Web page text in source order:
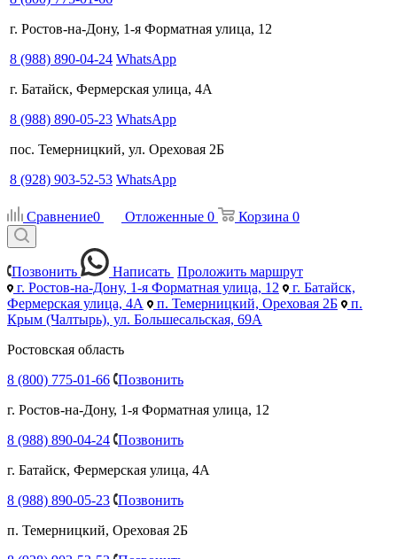
г. Ростов-на-Дону, 1-я Форматная улица, 12
8 (988) 890-04-24 WhatsApp
г. Батайск, Фермерская улица, 4А
8 (988) 890-05-23 WhatsApp
пос. Темерницкий, ул. Ореховая 2Б
8 (928) 903-52-53 WhatsApp
Сравнение0 Отложенные 0 Корзина 0
Позвонить Написать Проложить маршрут
г. Ростов-на-Дону, 1-я Форматная улица, 12
г. Батайск,
Фермерская улица, 4А
п. Темерницкий, Ореховая 2Б
п.
Крым (Чалтырь), ул. Большесальская, 69А
Ростовская область
8 (800) 775-01-66 Позвонить
г. Ростов-на-Дону, 1-я Форматная улица, 12
8 (988) 890-04-24 Позвонить
г. Батайск, Фермерская улица, 4А
8 (988) 890-05-23 Позвонить
п. Темерницкий, Ореховая 2Б